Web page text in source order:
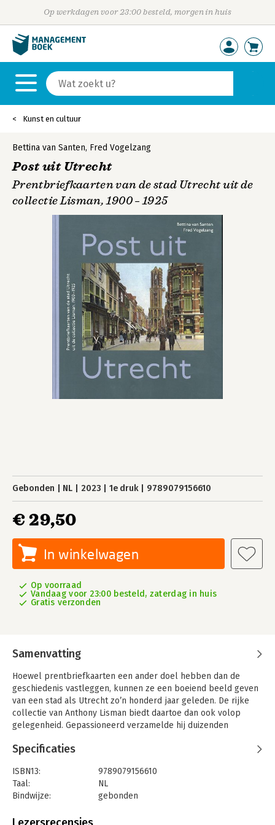
Op werkdagen voor 23:00 besteld, morgen in huis
Kunst en cultuur
Bettina van Santen, Fred Vogelzang
Post uit Utrecht
Prentbrief­­­kaarten van de stad Utrecht uit de
collectie Lisman, 1900 – 1925
Gebonden NL 2023 1e druk 9789079156610
€ 29,50
In winkelwagen
Op voorraad
Vandaag voor 23:00 besteld, zaterdag in huis
Gratis verzonden
Samenvatting
Hoewel prentbriefkaarten een ander doel hebben dan de
geschiedenis vastleggen, kunnen ze een boeiend beeld geven
van een stad als Utrecht zo’n honderd jaar geleden. De rijke
collectie van Anthony Lisman biedt daartoe dan ook volop
gelegenheid. Gepassioneerd verzamelde hij duizenden
eeuw. Uit die collectie is in 2021 een boek samengesteld over
Utrecht stond begin vorige eeuw voor een aantal grote
veranderingen. De in sommige ogen wat ingeslapen stad van
notabelen veranderde langzaam maar zeker in een centrum
Specificaties
ISBN13:
9789079156610
Taal:
NL
Bindwijze:
gebonden
Uitgever: